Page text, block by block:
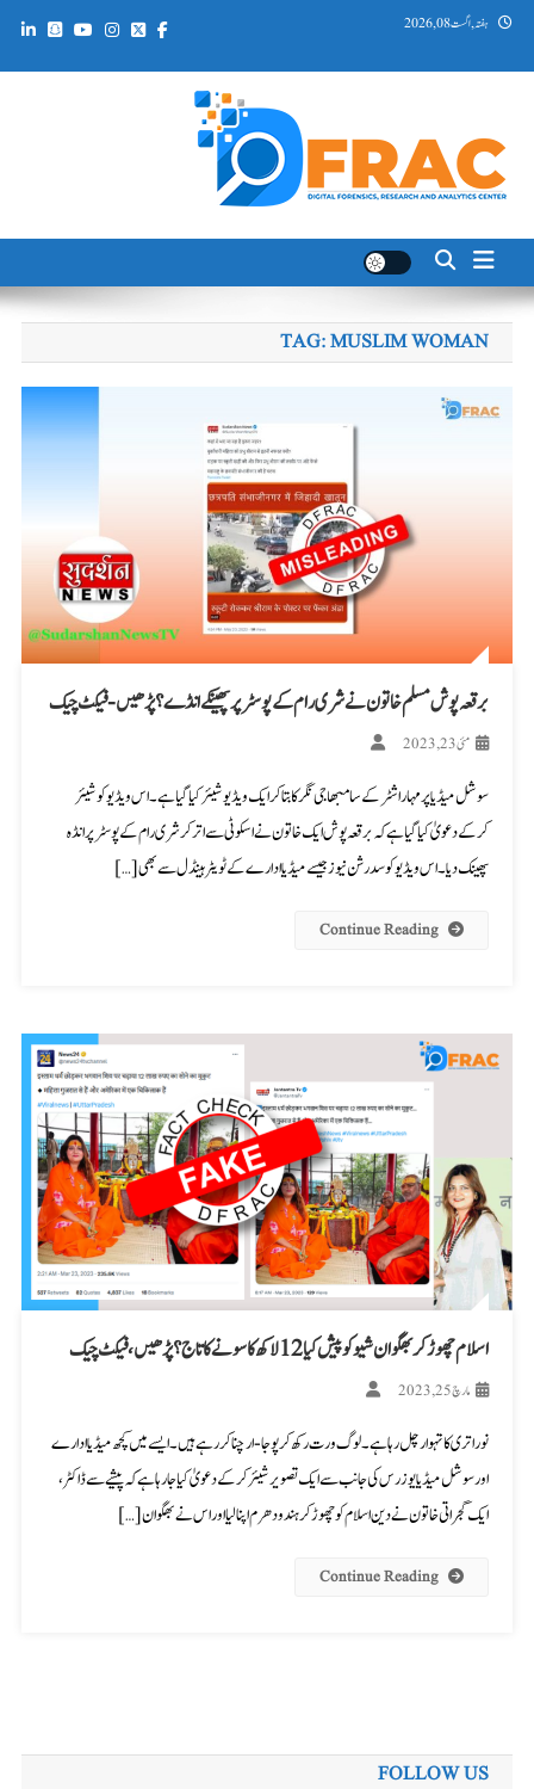
Skip ہفتہ, اگست 08, 2026
DFRAC_ORG
TAG:MUSLIM WOMAN
برقعہ پوش مسلم خاتون نے شری رام کے پوسٹر پر پھینکے انڈے؟ پڑھیں-فیکٹ چیک
مئی 23, 2023
سوشل میڈیا پر مہاراشٹر کے سامبھاجی نگر کا بتا کر ایک ویڈیو شیئر کیا گیا ہے۔ اس ویڈیو کو شیئر
کرکے دعویٰ کیا گیا ہے کہ برقعہ پوش ایک خاتون نے اسکوٹی سے اترکر شری رام کے پوسٹر پر انڈہ
پھینک دیا۔ اس ویڈیو کو سدرشن نیوز جیسے میڈیا ادارے کے ٹویٹر ہینڈل سے بھی […]
Continue Reading
اسلام چھوڑ کر بھگوان شیو کو پیش کیا 12 لاکھ کا سونے کا تاج؟ پڑھیں، فیکٹ چیک
مارچ 25, 2023
نوراتری کا تہوار چل رہا ہے۔ لوگ ورت رکھ کر پوجا-ارچنا کر رہے ہیں۔ ایسے میں کچھ میڈیا ادارے
اور سوشل میڈیا یوزرس کی جانب سے ایک تصویر شیئر کرکے دعویٰ کیا جا رہا ہے کہ پیشے سے ڈاکٹر،
ایک گجراتی خاتون نے دین اسلام کو چھوڑکر ہندو دھرم اپنا لیا اور اس نے بھگوان […]
Continue Reading
FOLLOW US